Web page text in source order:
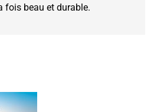
fois beau et durable.